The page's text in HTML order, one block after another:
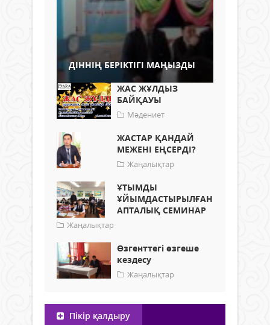
ДІННІҢ БЕРІКТІГІ МАҢЫЗДЫ
ЖАС ЖҰЛДЫЗ
БАЙҚАУЫ
Мәдениет
ЖАСТАР ҚАНДАЙ
МЕЖЕНІ ЕҢСЕРДІ?
Жаңалықтар
ҰТЫМДЫ
ҰЙЫМДАСТЫРЫЛҒАН
АПТАЛЫҚ СЕМИНАР
Жаңалықтар
Өзгенттегі өзгеше
кездесу
Жаңалықтар
Пікір қалдыру